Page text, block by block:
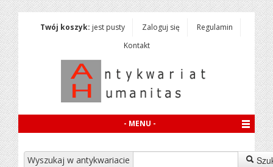
Twój koszyk: jest pusty Zaloguj się
Regulamin
Kontakt
- MENU -
Wyszukaj w antykwariacie